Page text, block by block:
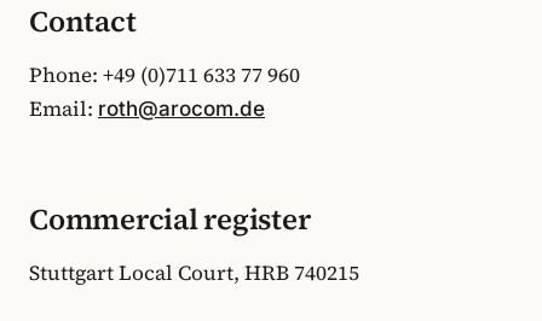
Contact
Phone: +49 (0)711 633 77 960
Email: roth@arocom.de
Commercial register
Stuttgart Local Court, HRB 740215